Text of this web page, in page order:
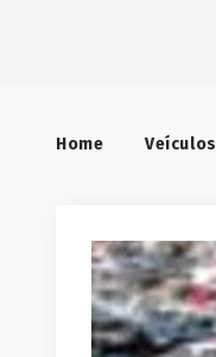
Home Veículos